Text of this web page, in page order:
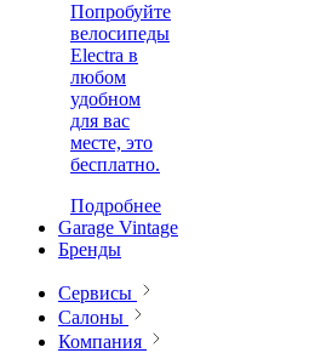
Попробуйте
велосипеды
Electra в
любом
удобном
для вас
месте, это
бесплатно.
Подробнее
Garage Vintage
Бренды
Сервисы
Салоны
Компания